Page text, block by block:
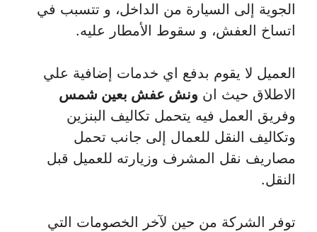
الجوية إلى السيارة من الداخل، و تتسبب في
اتساخ العفش، و سقوط الأمطار عليه.
العميل لا يقوم بدفع اي خدمات إضافية علي
الاطلاق حيث ان ونش عفش بعين شمس
وفريق العمل فيه يتحمل تكاليف البنزين
وتكاليف النقل للعمال إلى جانب تحمل
مصاريف نقل المشرف وزيارته للعميل قبل
النقل.
توفر الشركة من حين لآخر الخصومات التي